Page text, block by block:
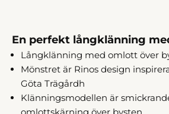
En perfekt långklänning
Långklänning med omlott över
Mönstret är Rinos design i
Göta Trägårdh
Klänningsmodellen är